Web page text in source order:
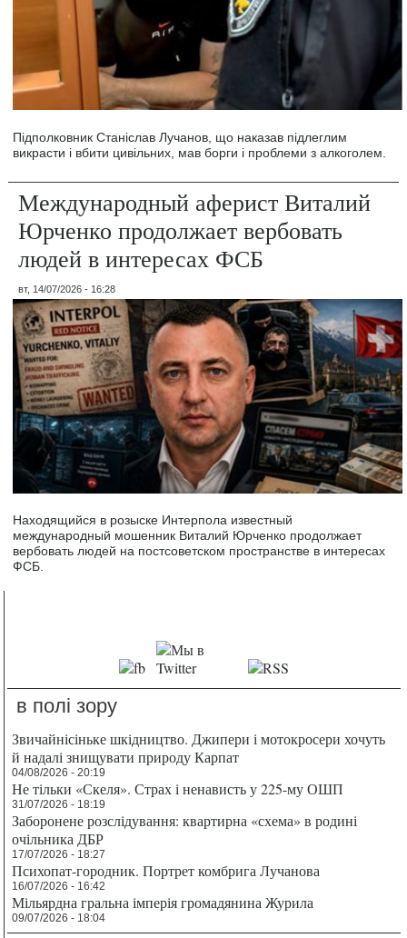
Підполковник Станіслав Лучанов, що наказав підлеглим
викрасти і вбити цивільних, мав борги і проблеми з алкоголем.
Международный аферист Виталий
Юрченко продолжает вербовать
людей в интересах ФСБ
вт, 14/07/2026 - 16:28
Находящийся в розыске Интерпола известный
международный мошенник Виталий Юрченко продолжает
вербовать людей на постсоветском пространстве в интересах
ФСБ.
в полі зору
Звичайнісіньке шкідництво. Джипери і мотокросери хочуть
й надалі знищувати природу Карпат
04/08/2026 - 20:19
Не тільки «Скеля». Страх і ненависть у 225-му ОШП
31/07/2026 - 18:19
Заборонене розслідування: квартирна «схема» в родині
очільника ДБР
17/07/2026 - 18:27
Психопат-городник. Портрет комбрига Лучанова
16/07/2026 - 16:42
Мільярдна гральна імперія громадянина Журила
09/07/2026 - 18:04